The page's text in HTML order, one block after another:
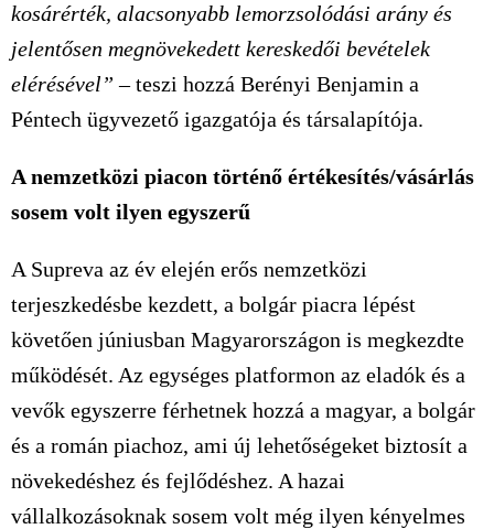
kosárérték, alacsonyabb lemorzsolódási arány és
jelentősen megnövekedett kereskedői bevételek
elérésével”– teszi hozzá Berényi Benjamin a
Péntech ügyvezető igazgatója és társalapítója.
A nemzetközi piacon történő értékesítés/vásárlás
sosem volt ilyen egyszerű
A Supreva az év elején erős nemzetközi
terjeszkedésbe kezdett, a bolgár piacra lépést
követően júniusban Magyarországon is megkezdte
működését. Az egységes platformon az eladók és a
vevők egyszerre férhetnek hozzá a magyar, a bolgár
és a román piachoz, ami új lehetőségeket biztosít a
növekedéshez és fejlődéshez. A hazai
vállalkozásoknak sosem volt még ilyen kényelmes